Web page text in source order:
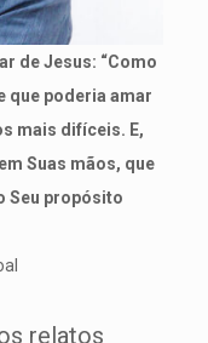
de Jesus: “Como
que poderia amar
mais difíceis. E,
Suas mãos, que
Seu propósito
relatos